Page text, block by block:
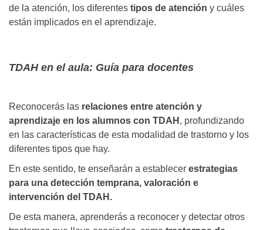
de la atención, los diferentes tipos de atención y cuáles
están implicados en el aprendizaje.
TDAH en el aula: Guía para docentes
Reconocerás las relaciones entre atención y
aprendizaje en los alumnos con TDAH , profundizando
en las características de esta modalidad de trastorno y los
diferentes tipos que hay.
En este sentido, te enseñarán a establecer estrategias
para una detección temprana, valoración e
intervención del TDAH.
De esta manera, aprenderás a reconocer y detectar otros